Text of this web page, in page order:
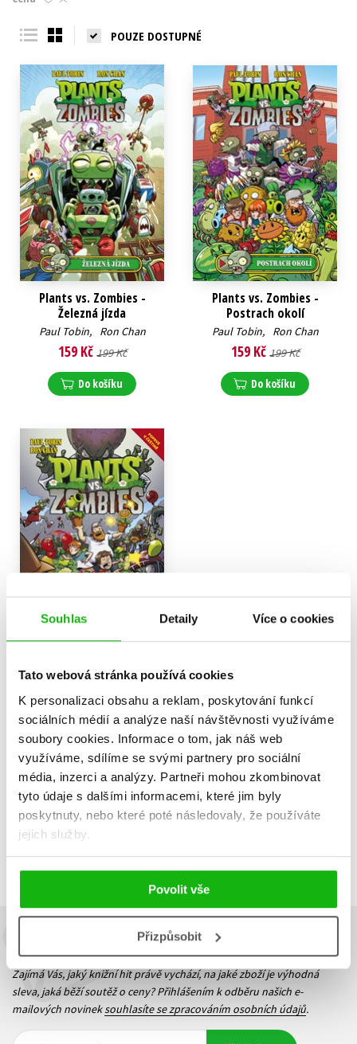
Souhlas Detaily Více o cookies
Tato webová stránka používá cookies
K personalizaci obsahu a reklam, poskytování funkcí
sociálních médií a analýze naší návštěvnosti využíváme
soubory cookies. Informace o tom, jak náš web
využíváme, sdílíme se svými partnery pro sociální
média, inzerci a analýzy. Partneři mohou zkombinovat
tyto údaje s dalšími informacemi, které jim byly
poskytnuty, nebo které poté následovaly, že používáte
jejich služby.
Povolit vše
Přizpůsobit
Young adult (SK)
POUZE DOSTUPNÉ
Plants vs. Zombies -
Železná jízda
Paul Tobin, Ron Chan
159 Kč 199 Kč
Do košíku
Plants vs. Zombies -
Postrach okolí
Paul Tobin, Ron Chan
159 Kč 199 Kč
Do košíku
Trávogedon
Paul Tobin, Ron Chan
135 Kč169 Kč
Do košíku
Zobrazuji 1 až 3 z celkem 3 záznamů
Předchozí 1 Další
Budete to vědět jako první!
Zajímá Vás, jaký knižní hit právě vychází, na jaké zboží je výhodná
sleva, jaká běží soutěž o ceny? Přihlášením k odběru našich e-
mailových novineksouhlasíte se zpracováním osobních údajů.